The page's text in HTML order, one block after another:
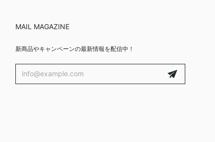
MAIL MAGAZINE
新商品やキャンペーンの最新情報を配信中！